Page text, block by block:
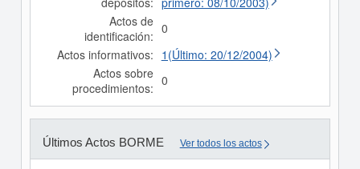
Actos de
identificación: 0
Actos informativos: 1(Último: 20/12/2004)
Actos sobre
procedimientos: 0
Últimos Actos BORME Ver todos los actos